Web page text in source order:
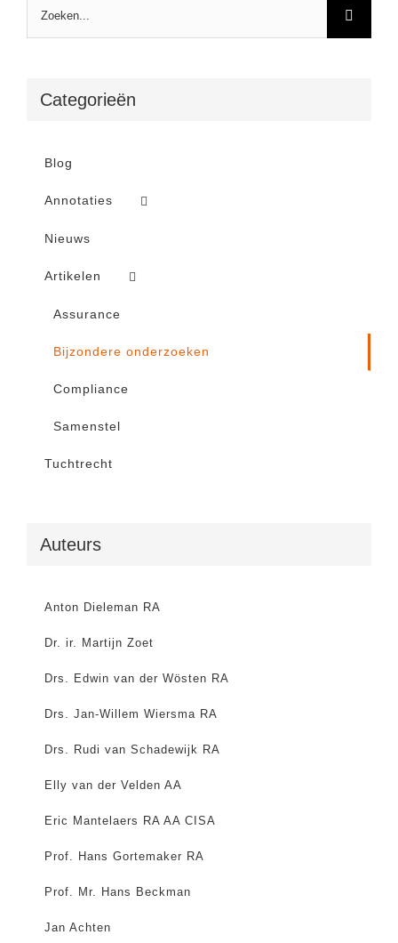
Categorieën
Blog
Annotaties
Nieuws
Artikelen
Assurance
Bijzondere onderzoeken
Compliance
Samenstel
Tuchtrecht
Auteurs
Anton Dieleman RA
Dr. ir. Martijn Zoet
Drs. Edwin van der Wösten RA
Drs. Jan-Willem Wiersma RA
Drs. Rudi van Schadewijk RA
Elly van der Velden AA
Eric Mantelaers RA AA CISA
Prof. Hans Gortemaker RA
Prof. Mr. Hans Beckman
Jan Achten